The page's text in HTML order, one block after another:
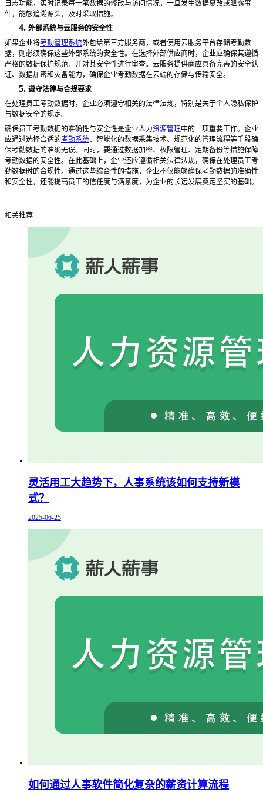
日志功能，实时记录每一笔数据的修改与访问情况，一旦发生数据篡改或泄露事
件，能够追溯源头，及时采取措施。
4. 外部系统与云服务的安全性
如果企业将考勤管理系统外包给第三方服务商，或者使用云服务平台存储考勤数
据，则必须确保这些外部系统的安全性。在选择外部供应商时，企业应确保其遵循
严格的数据保护规范，并对其安全性进行审查。云服务提供商应具备完善的安全认
证、数据加密和灾备能力，确保企业考勤数据在云端的存储与传输安全。
5. 遵守法律与合规要求
在处理员工考勤数据时，企业必须遵守相关的法律法规，特别是关于个人隐私保护
与数据安全的规定。
确保员工考勤数据的准确性与安全性是企业人力资源管理中的一项重要工作。企业
应通过选择合适的考勤系统、智能化的数据采集技术、规范化的管理流程等手段确
保考勤数据的准确无误。同时，要通过数据加密、权限管理、定期备份等措施保障
考勤数据的安全性。在此基础上，企业还应遵循相关法律法规，确保在处理员工考
勤数据时的合规性。通过这些综合性的措施，企业不仅能够确保考勤数据的准确性
和安全性，还能提高员工的信任度与满意度，为企业的长远发展奠定坚实的基础。
相关推荐
灵活用工大趋势下，人事系统该如何支持新模
式？
2025-06-25
如何通过人事软件简化复杂的薪资计算流程